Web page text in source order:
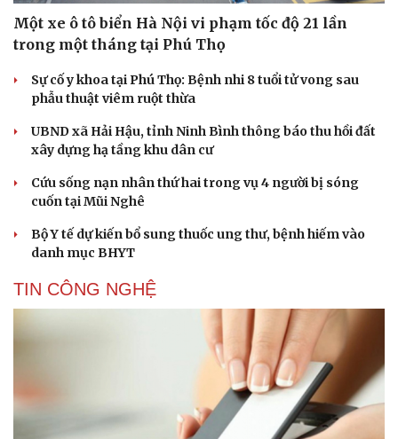
Một xe ô tô biển Hà Nội vi phạm tốc độ 21 lần
trong một tháng tại Phú Thọ
Sự cố y khoa tại Phú Thọ: Bệnh nhi 8 tuổi tử vong sau
phẫu thuật viêm ruột thừa
UBND xã Hải Hậu, tỉnh Ninh Bình thông báo thu hồi đất
xây dựng hạ tầng khu dân cư
Cứu sống nạn nhân thứ hai trong vụ 4 người bị sóng
cuốn tại Mũi Nghê
Bộ Y tế dự kiến bổ sung thuốc ung thư, bệnh hiếm vào
danh mục BHYT
TIN CÔNG NGHỆ